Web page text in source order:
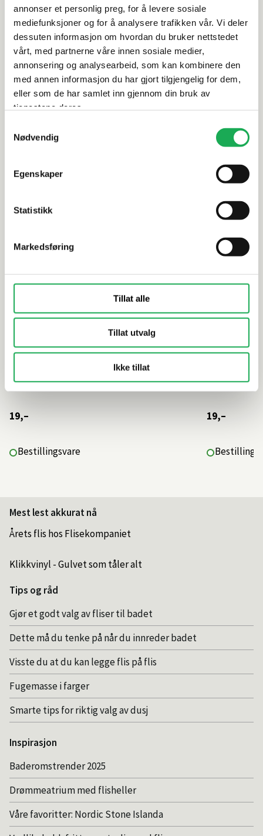
annonser et personlig preg, for å levere sosiale
mediefunksjoner og for å analysere trafikken vår. Vi deler
dessuten informasjon om hvordan du bruker nettstedet
vårt, med partnerne våre innen sosiale medier,
annonsering og analysearbeid, som kan kombinere den
med annen informasjon du har gjort tilgjengelig for dem,
eller som de har samlet inn gjennom din bruk av
tjenestene deres.
Nødvendig
Egenskaper
Statistikk
Markedsføring
Tillat alle
Tillat utvalg
Ikke tillat
Rengjøring og vedlikehold
Leveringsinformasjon
Dokumentasjon
Alternative produkter
I Classici Tozzetto, Azzurro (matt)
19,–
Bestillingsvare
I Classici
5x5 Flis
19,–
Mest lest akkurat nå
Årets flis hos Flisekompaniet
Klikkvinyl - Gulvet som tåler alt
Tips og råd
Gjør et godt valg av fliser til badet
Dette må du tenke på når du innreder badet
Visste du at du kan legge flis på flis
Fugemasse i farger
Smarte tips for riktig valg av dusj
Inspirasjon
Baderomstrender 2025
Drømmeatrium med flisheller
Våre favoritter: Nordic Stone Islanda